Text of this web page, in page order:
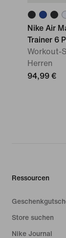
Nike Air
Trainer 6
Workout-
Herren
94,99 €
Ressourcen
Store suchen
Nike Journal